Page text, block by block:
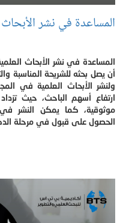
المساعدة في نشر الأبحاث
المساعدة في نشر الأبحاث
أن يصل بحثه للشريحة المناسبة
ولنشر الأبحاث العلمية في
ارتفاع أسهم الباحث، حيث
موثوقية، كما يمكن النشر
الحصول على قبول في مرحلة